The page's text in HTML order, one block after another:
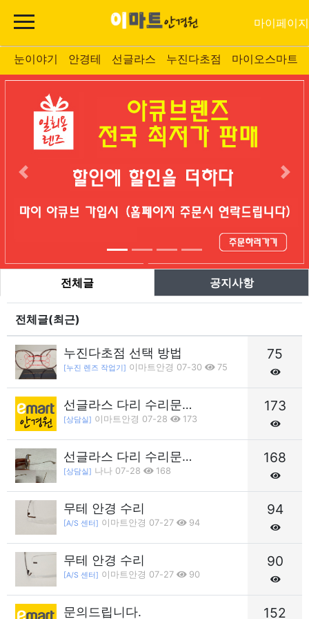
마이페이지
눈이야기 안경테 선글라스 누진다초점 마이오스마트
전체글 공지사항
전체글(최근)
누진다초점 선택 방법
[누진 렌즈 작업기] 이마트안경 07-30 75
75
선글라스 다리 수리문…
[상담실] 이마트안경 07-28 173
173
선글라스 다리 수리문…
[상담실] 나나 07-28 168
168
무테 안경 수리
[A/S 센터] 이마트안경 07-27 94
94
무테 안경 수리
[A/S 센터] 이마트안경 07-27 90
90
문의드립니다. 152